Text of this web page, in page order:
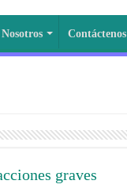
Nosotros Contáctenos
graves